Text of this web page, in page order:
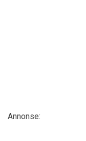
Annonse: